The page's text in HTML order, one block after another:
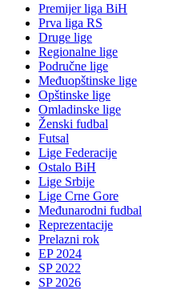
Premijer liga BiH
Prva liga RS
Druge lige
Regionalne lige
Područne lige
Međuopštinske lige
Opštinske lige
Omladinske lige
Ženski fudbal
Futsal
Lige Federacije
Ostalo BiH
Lige Srbije
Lige Crne Gore
Međunarodni fudbal
Reprezentacije
Prelazni rok
EP 2024
SP 2022
SP 2026